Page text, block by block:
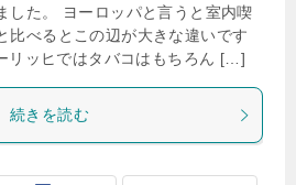
した。 ヨーロッパと言うと室内喫
比べるとこの辺が大きな違いです
リッヒではタバコはもちろん […]
続きを読む